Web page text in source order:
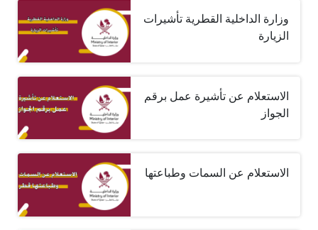
وزارة الداخلية القطرية تأشيرات
الزيارة
الاستعلام عن تأشيرة عمل برقم
الجواز
الاستعلام عن السمات وطباعتها